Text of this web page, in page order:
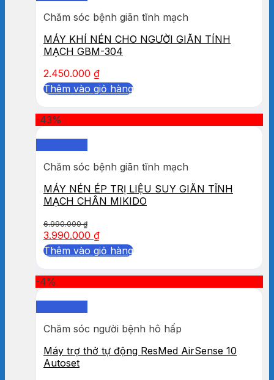
Chăm sóc bệnh giãn tĩnh mạch
MÁY KHÍ NÉN CHO NGƯỜI GIÃN TÍNH
MẠCH GBM-304
2.450.000 ₫
Thêm vào giỏ hàng
-43%
Chăm sóc bệnh giãn tĩnh mạch
MÁY NÉN ÉP TRỊ LIỆU SUY GIÃN TĨNH
MẠCH CHÂN MIKIDO
6.990.000₫
3.990.000 ₫
Thêm vào giỏ hàng
-4%
Chăm sóc người bệnh hô hấp
Máy trợ thở tự động ResMed AirSense 10
Autoset